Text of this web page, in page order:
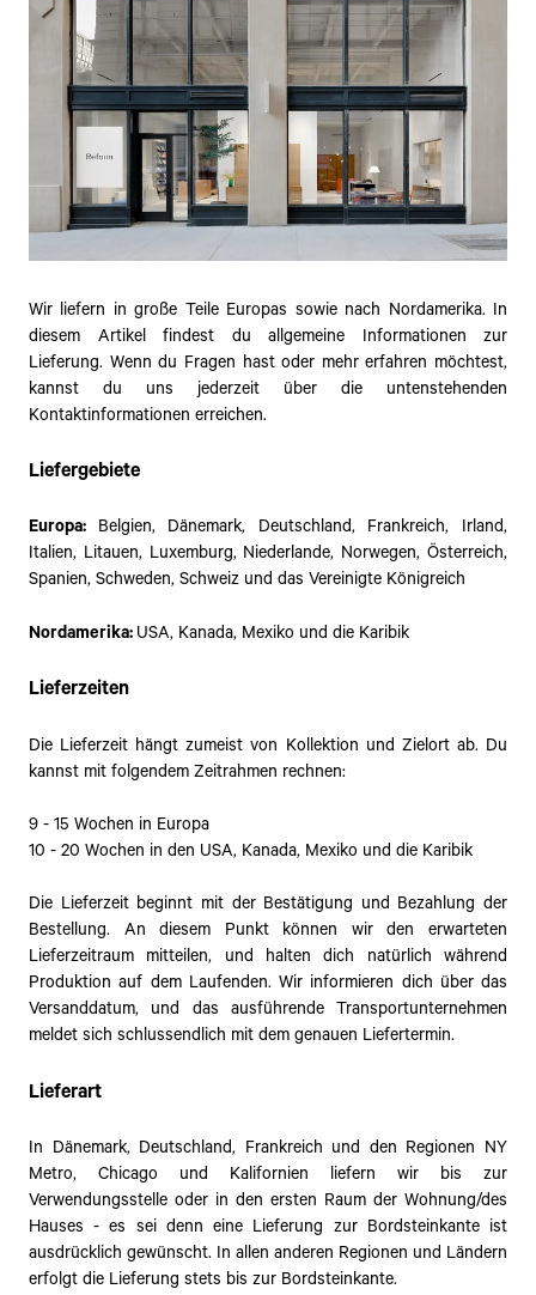
Wir liefern in große Teile Europas sowie nach Nordamerika. In
diesem Artikel findest du allgemeine Informationen zur
Lieferung. Wenn du Fragen hast oder mehr erfahren möchtest,
kannst du uns jederzeit über die untenstehenden
Kontaktinformationen erreichen.
Liefergebiete
Europa: Belgien, Dänemark, Deutschland, Frankreich, Irland,
Italien, Litauen, Luxemburg, Niederlande, Norwegen, Österreich,
Spanien, Schweden, Schweiz und das Vereinigte Königreich
Nordamerika: USA, Kanada, Mexiko und die Karibik
Lieferzeiten
Die Lieferzeit hängt zumeist von Kollektion und Zielort ab. Du
kannst mit folgendem Zeitrahmen rechnen:
9 - 15 Wochen in Europa
10 - 20 Wochen in den USA, Kanada, Mexiko und die Karibik
Die Lieferzeit beginnt mit der Bestätigung und Bezahlung der
Bestellung. An diesem Punkt können wir den erwarteten
Lieferzeitraum mitteilen, und halten dich natürlich während
Produktion auf dem Laufenden. Wir informieren dich über das
Versanddatum, und das ausführende Transportunternehmen
meldet sich schlussendlich mit dem genauen Liefertermin.
Lieferart
In Dänemark, Deutschland, Frankreich und den Regionen NY
Metro, Chicago und Kalifornien liefern wir bis zur
Verwendungsstelle oder in den ersten Raum der Wohnung/des
Hauses - es sei denn eine Lieferung zur Bordsteinkante ist
ausdrücklich gewünscht. In allen anderen Regionen und Ländern
erfolgt die Lieferung stets bis zur Bordsteinkante.